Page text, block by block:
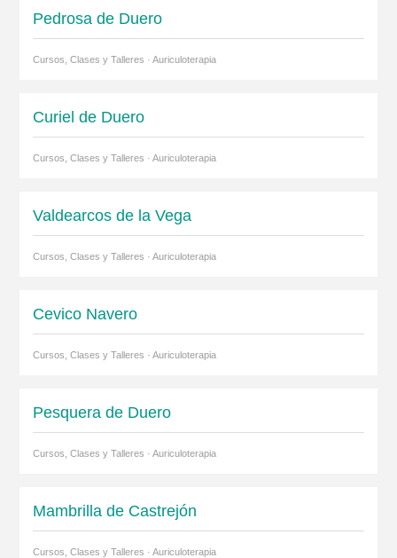
Pedrosa de Duero
Cursos, Clases y Talleres · Auriculoterapia
Curiel de Duero
Cursos, Clases y Talleres · Auriculoterapia
Valdearcos de la Vega
Cursos, Clases y Talleres · Auriculoterapia
Cevico Navero
Cursos, Clases y Talleres · Auriculoterapia
Pesquera de Duero
Cursos, Clases y Talleres · Auriculoterapia
Mambrilla de Castrejón
Cursos, Clases y Talleres · Auriculoterapia